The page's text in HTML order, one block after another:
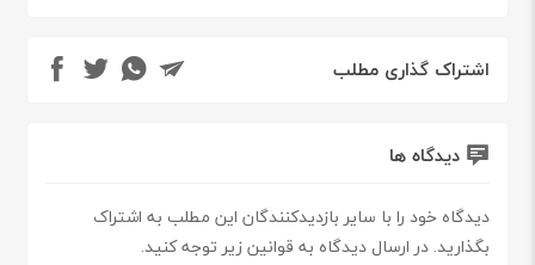
اشتراک گذاری مطلب
دیدگاه ها
دیدگاه خود را با سایر بازدیدکنندگان این مطلب به اشتراک
بگذارید. در ارسال دیدگاه به قوانین زیر توجه کنید.